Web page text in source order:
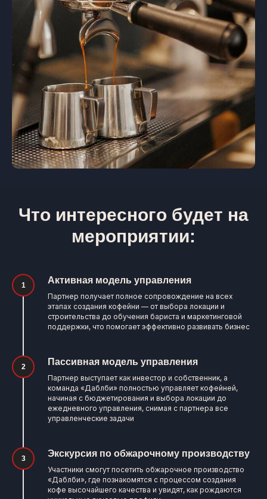
Что интересного будет на
мероприятии:
Активная модель управления
Партнер получает полное сопровождение на всех
этапах создания кофейни — от выбора локации и
строительства до обучения бариста и маркетинговой
поддержки, что помогает эффективно развивать бизнес
Пассивная модель управления
Партнер выступает как инвестор и собственник, а
команда «Даблби» полностью управляет кофейней,
начиная с бюджетирования и выбора локации до
ежедневного управления, снимая с партнера все
управленческие задачи
Экскурсия по обжарочному производству
Участники смогут посетить обжарочное производство
«Даблби», где познакомятся с процессом создания
кофе высочайшего качества и увидят, как рождаются